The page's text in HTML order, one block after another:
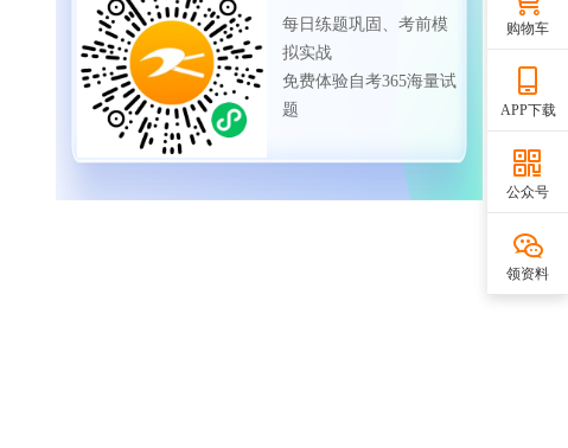
每日练题巩固、考前模
拟实战
免费体验自考365海量试
题
购物车
APP下载
公众号
领资料